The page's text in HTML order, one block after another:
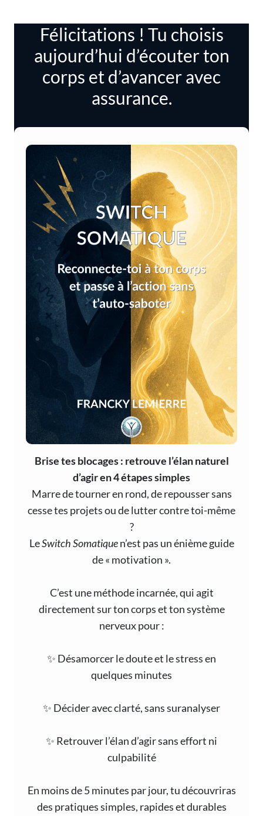
Félicitations ! Tu choisis
aujourd’hui d’écouter ton
corps et d’avancer avec
assurance.
Brise tes blocages : retrouve l’élan naturel
d’agir en 4 étapes simples
Marre de tourner en rond, de repousser sans
cesse tes projets ou de lutter contre toi-même
?
LeSwitch Somatiquen’est pas un énième guide
de « motivation ».
C’est une méthode incarnée, qui agit
directement sur ton corps et ton système
nerveux pour :
✨ Désamorcer le doute et le stress en
quelques minutes
✨ Décider avec clarté, sans suranalyser
✨ Retrouver l’élan d’agir sans effort ni
culpabilité
En moins de 5 minutes par jour, tu découvriras
des pratiques simples, rapides et durables